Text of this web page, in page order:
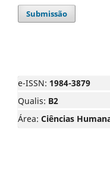
Submissão
e-ISSN: 1984-3879
Qualis: B2
Área: Ciências